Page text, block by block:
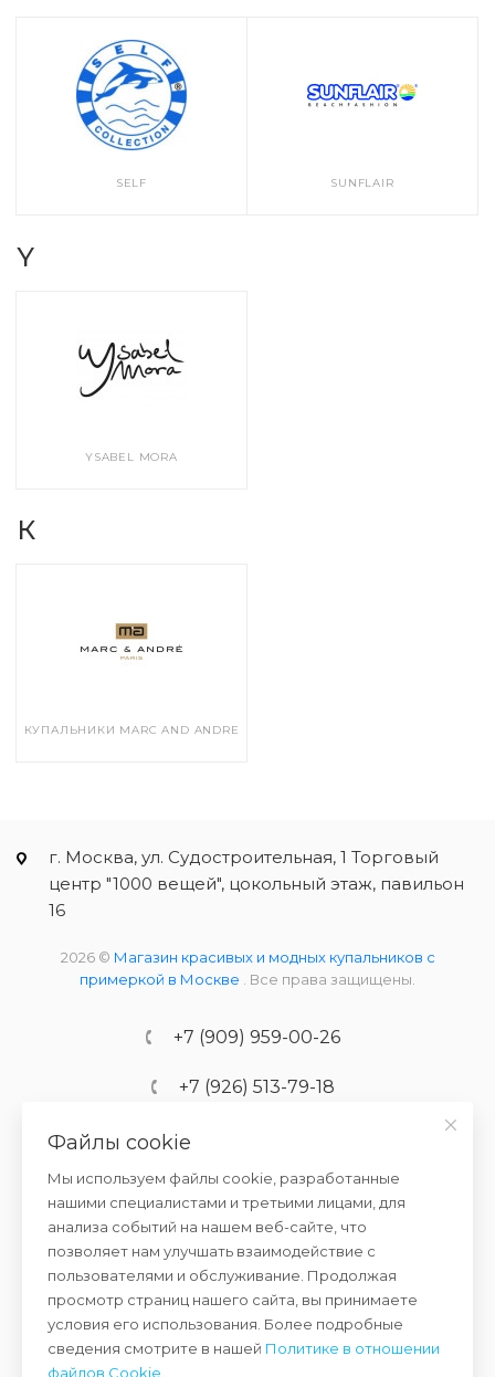
SELF SUNFLAIR
Y
YSABEL MORA
К
КУПАЛЬНИКИ MARC AND ANDRE
г. Москва, ул. Судостроительная, 1 Торговый
центр "1000 вещей", цокольный этаж, павильон
16
2026 © Магазин красивых и модных купальников с
примеркой в Москве
. Все права защищены.
+7 (909) 959-00-26
+7 (926) 513-79-18
Ежедневно с 10:00 до 20:00
Выходные и праздничные дни:
с 10:00 до 18:00
ПОЛИТИКА КОНФИДЕНЦИАЛЬНОСТИ
СОГЛАШЕНИЕ НА ОБРАБОТКУ ДАННЫХ
Файлы cookie
Мы используем файлы cookie, разработанные
нашими специалистами и третьими лицами, для
анализа событий на нашем веб-сайте, что
позволяет нам улучшать взаимодействие с
пользователями и обслуживание. Продолжая
просмотр страниц нашего сайта, вы принимаете
условия его использования. Более подробные
сведения смотрите в нашей Политике в отношении
файлов Cookie